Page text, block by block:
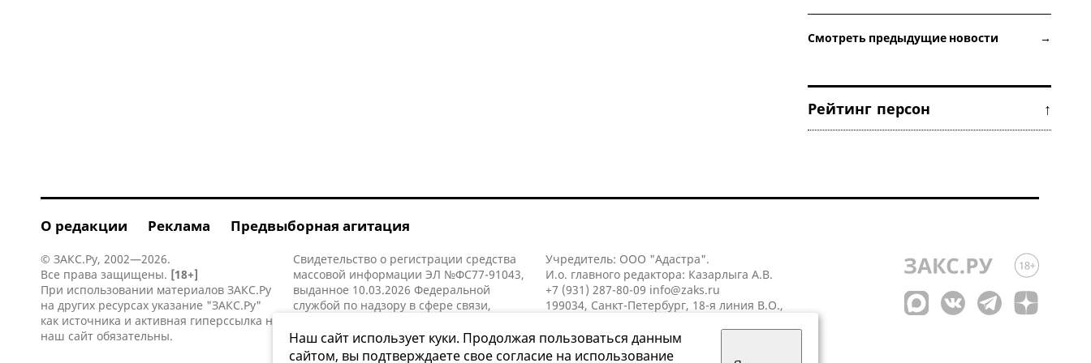
Смотреть предыдущие новости →
Рейтинг персон ↑
О редакции Реклама Предвыборная агитация
© ЗАКС.Ру, 2002—2026.
Все права защищены. [18+]
При использовании материалов ЗАКС.Ру
на других ресурсах указание "ЗАКС.Ру"
как источника и активная гиперссылка на
наш сайт обязательны.
Свидетельство о регистрации средства
массовой информации ЭЛ №ФС77-91043,
выданное 10.03.2026 Федеральной
службой по надзору в сфере связи,
коммуникаций (Роскомнадзор).
Учредитель: ООО "Адастра".
И.о. главного редактора: Казарлыга А.В.
+7 (931) 287-80-09 info@zaks.ru
199034, Санкт-Петербург, 18-я линия В.О.,
Наш сайт использует куки. Продолжая пользоваться данным
сайтом, вы подтверждаете свое согласие на использование